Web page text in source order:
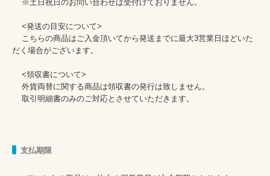
だく場合がございます。
    取引明細書のみのご対応とさせていただきます。
支払期限